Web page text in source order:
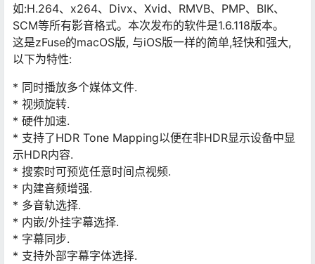
如:H.264、x264、Divx、Xvid、RMVB、PMP、BIK、
SCM等所有影音格式。本次发布的软件是1.6.118版本。
这是zFuse的macOS版, 与iOS版一样的简单,轻快和强大,
以下为特性:
* 同时播放多个媒体文件.
* 视频旋转.
* 硬件加速.
* 支持了HDR Tone Mapping以便在非HDR显示设备中显
示HDR内容.
* 搜索时可预览任意时间点视频.
* 内建音频增强.
* 多音轨选择.
* 内嵌/外挂字幕选择.
* 字幕同步.
* 支持外部字幕字体选择.